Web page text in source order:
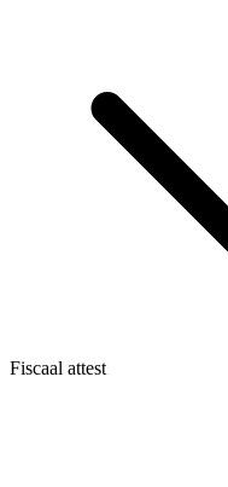
Fiscaal attest